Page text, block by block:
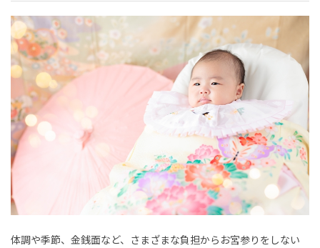
体調や季節、金銭面など、さまざまな負担からお宮参りをしない